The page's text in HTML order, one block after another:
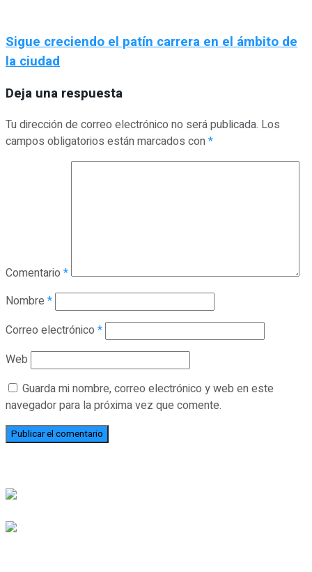
Sigue creciendo el patín carrera en el ámbito de
la ciudad
Deja una respuesta
Tu dirección de correo electrónico no será publicada. Los
campos obligatorios están marcados con*
Comentario *
Nombre *
Correo electrónico *
Web
Guarda mi nombre, correo electrónico y web en este
navegador para la próxima vez que comente.